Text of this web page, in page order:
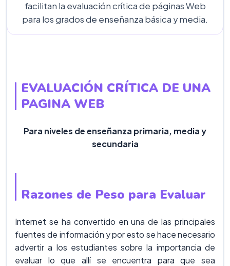
facilitan la evaluación crítica de páginas Web
para los grados de enseñanza básica y media.
EVALUACIÓN CRÍTICA DE UNA
PAGINA WEB
Para niveles de enseñanza primaria, media y
secundaria
Razones de Peso para Evaluar
Internet se ha convertido en una de las principales
fuentes de información y por esto se hace necesario
advertir a los estudiantes sobre la importancia de
evaluar lo que allí se encuentra para que sea